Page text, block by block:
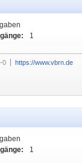
1
0 https://www.vbrn.de
1